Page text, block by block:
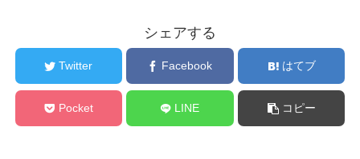
シェアする
Twitter Facebook はてブ
Pocket LINE コピー